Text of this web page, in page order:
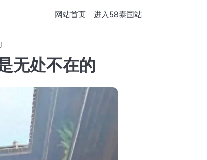
网站首页 进入58泰国站
无处不在的